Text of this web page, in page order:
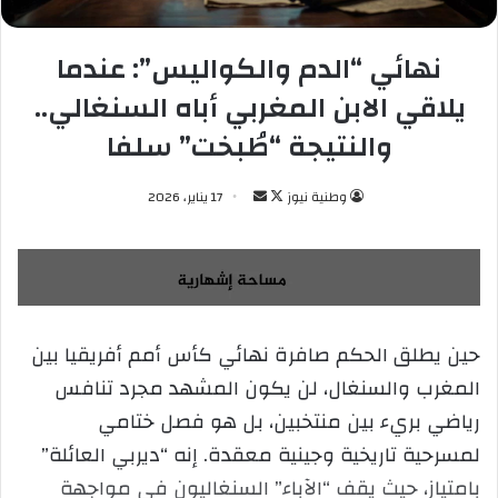
نهائي “الدم والكواليس”: عندما
يلاقي الابن المغربي أباه السنغالي..
والنتيجة “طُبخت” سلفا
وطنية نيوز
ت
ب
ع
ع
ى
X
س
ل
ب
ي
د
ا
إ
ل
ك
17 يناير، 2026
​حين يطلق الحكم صافرة نهائي كأس أمم أفريقيا بين
المغرب والسنغال، لن يكون المشهد مجرد تنافس
رياضي بريء بين منتخبين، بل هو فصل ختامي
لمسرحية تاريخية وجينية معقدة. إنه “ديربي العائلة”
بامتياز، حيث يقف “الآباء” السنغاليون في مواجهة